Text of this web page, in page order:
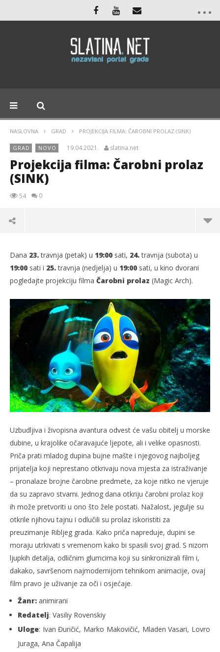
NASLOVNA GRAD PROJEKCIJA FILMA: ČAROBNI PROLAZ (SINK)
GRAD NOVO 19.04.2021. slatina.net
Projekcija filma: Čarobni prolaz
(SINK)
54 0
TRENUTNO OTVORENO
Projekcija filma: Čarobni prolaz (SINK)
19.04.2021.
slatina.net
Dana 23.travnja (petak) u 19:00 sati, 24.travnja (subota) u
19:00 sati i 25.travnja (nedjelja) u 19:00 sati, u kino dvorani
pogledajte projekciju filma Čarobni prolaz (Magic Arch).
Uzbudljiva i živopisna avantura odvest će vašu obitelj u morske
dubine, u krajolike očaravajuće ljepote, ali i velike opasnosti.
Priča prati mladog dupina bujne mašte i njegovog najboljeg
prijatelja koji neprestano otkrivaju nova mjesta za istraživanje
– pronalaze brojne čarobne predmete, za koje nitko ne vjeruje
da su zapravo stvarni. Jednog dana otkriju čarobni prolaz koji
ih može pretvoriti u ono što žele postati. Nažalost, jegulje su
otkrile njihovu tajnu i odlučili su prolaz iskoristiti za
preuzimanje Ribljeg grada. Kako priča napreduje, dupini se
moraju utrkivati s vremenom kako bi spasili svoj grad. S nizom
ljupkih detalja, odličnim glumcima koji su sinkronizirali film i,
dakako, savršenom najmodernijom tehnikom animacije, ovaj
film pravo je uživanje za oči i osjećaje.
Žanr: animirani
Redatelj: Vasiliy Rovenskiy
Uloge: Ivan Đuričić, Marko Makovičić, Mladen Vasari, Lovro
Juraga, Ana Čapalija